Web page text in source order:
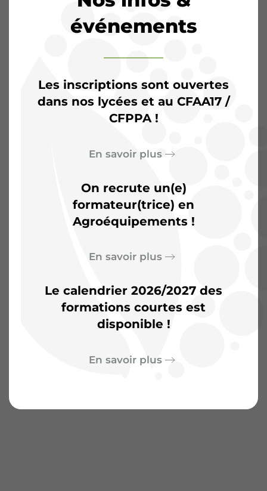
Saintonge :Plus qu’une
salle de classe, un terrain
d’aventures
événements
Les inscriptions sont ouvertes
dans nos lycées et au CFAA17 /
CFPPA !
En savoir plus
On recrute un(e)
formateur(trice) en
Agroéquipements !
En savoir plus
Le calendrier 2026/2027 des
formations courtes est
disponible !
En savoir plus